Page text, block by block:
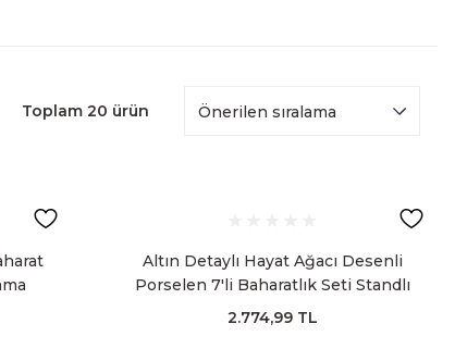
Toplam 20 ürün
Altın Detaylı Hayat Ağacı Desenli
Porselen 7'li Baharatlık Seti Standlı
2.774,99 TL